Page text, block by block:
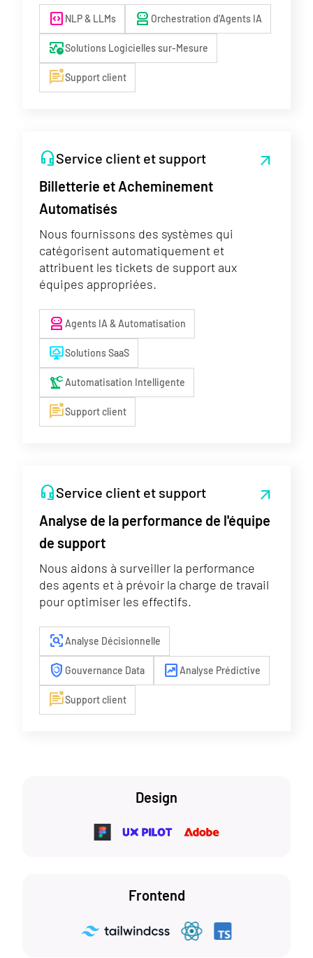
code_blocks NLP & LLMs robot_2 Orchestration d'Agents IA
blood_pressureSolutions Logicielles sur-Mesure
mark_unread_chat_altSupport client
headset_micService client et support arrow_outward
Billetterie et Acheminement
Automatisés
Nous fournissons des systèmes qui
catégorisent automatiquement et
attribuent les tickets de support aux
équipes appropriées.
robot_2 Agents IA & Automatisation
desktop_cloudSolutions SaaS
precision_manufacturingAutomatisation Intelligente
mark_unread_chat_altSupport client
headset_micService client et support arrow_outward
Analyse de la performance de l'équipe
de support
Nous aidons à surveiller la performance
des agents et à prévoir la charge de travail
pour optimiser les effectifs.
frame_inspectAnalyse Décisionnelle
arming_countdown Gouvernance Data chart_dataAnalyse Prédictive
mark_unread_chat_altSupport client
Design
Frontend